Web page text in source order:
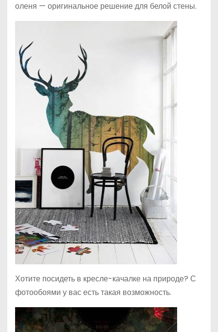
оленя — оригинальное решение для белой стены.
Хотите посидеть в кресле-качалке на природе? С
фотообоями у вас есть такая возможность.